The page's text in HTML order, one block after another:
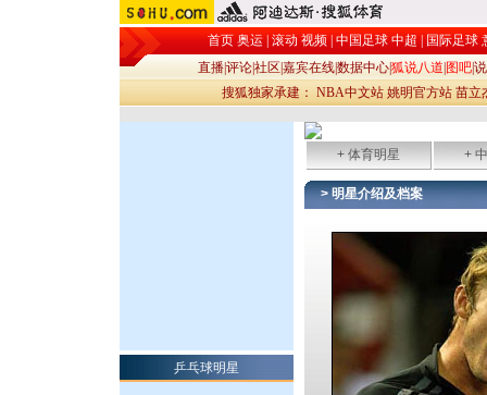
首页 奥运| 滚动 视频| 中国足球 中超 国际足球
直播评论社区 嘉宾在线数据中心狐说八道 图吧
搜狐独家承建： NBA中文站 姚明官方站 苗立
乒乓球明星
+ 体育明星 +
> 明星介绍及档案